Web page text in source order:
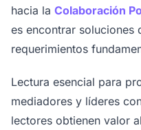
hacia la Colaboración
es encontrar soluciones
requerimientos
Lectura esencial para
mediadores y líderes
lectores obtienen valor